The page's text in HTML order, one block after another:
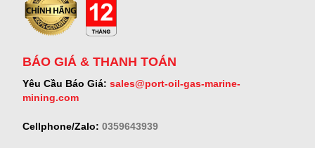
BÁO GIÁ & THANH TOÁN
Yêu Cầu Báo Giá: sales@port-oil-gas-marine-
mining.com
Cellphone/Zalo: 0359643939